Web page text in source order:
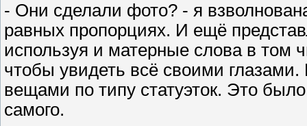
- Они сделали фото? - я
равных пропорциях. И ещё
используя и матерные слова в
чтобы увидеть всё своими
вещами по типу статуэток. Это
самого.